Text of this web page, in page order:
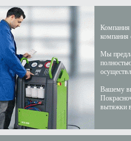
Компания
компания
Мы
Вашему
вытяжки